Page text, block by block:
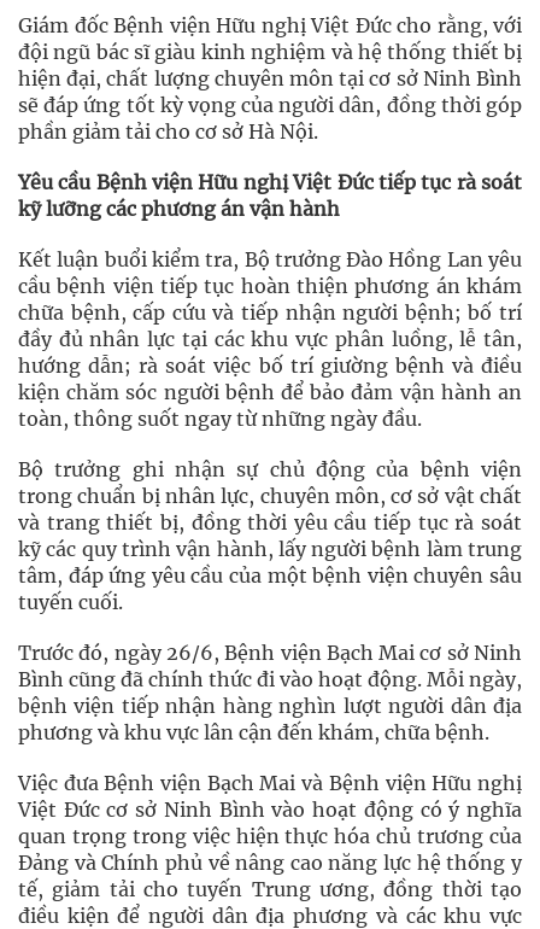
Giám đốc Bệnh viện Hữu nghị Việt Đức cho rằng, với
đội ngũ bác sĩ giàu kinh nghiệm và hệ thống thiết bị
hiện đại, chất lượng chuyên môn tại cơ sở Ninh Bình
sẽ đáp ứng tốt kỳ vọng của người dân, đồng thời góp
phần giảm tải cho cơ sở Hà Nội.
Yêu cầu Bệnh viện Hữu nghị Việt Đức tiếp tục rà soát
kỹ lưỡng các phương án vận hành
Kết luận buổi kiểm tra, Bộ trưởng Đào Hồng Lan yêu
cầu bệnh viện tiếp tục hoàn thiện phương án khám
chữa bệnh, cấp cứu và tiếp nhận người bệnh; bố trí
đầy đủ nhân lực tại các khu vực phân luồng, lễ tân,
hướng dẫn; rà soát việc bố trí giường bệnh và điều
kiện chăm sóc người bệnh để bảo đảm vận hành an
toàn, thông suốt ngay từ những ngày đầu.
Bộ trưởng ghi nhận sự chủ động của bệnh viện
trong chuẩn bị nhân lực, chuyên môn, cơ sở vật chất
và trang thiết bị, đồng thời yêu cầu tiếp tục rà soát
kỹ các quy trình vận hành, lấy người bệnh làm trung
tâm, đáp ứng yêu cầu của một bệnh viện chuyên sâu
tuyến cuối.
Trước đó, ngày 26/6, Bệnh viện Bạch Mai cơ sở Ninh
Bình cũng đã chính thức đi vào hoạt động. Mỗi ngày,
bệnh viện tiếp nhận hàng nghìn lượt người dân địa
phương và khu vực lân cận đến khám, chữa bệnh.
Việc đưa Bệnh viện Bạch Mai và Bệnh viện Hữu nghị
Việt Đức cơ sở Ninh Bình vào hoạt động có ý nghĩa
quan trọng trong việc hiện thực hóa chủ trương của
Đảng và Chính phủ về nâng cao năng lực hệ thống y
tế, giảm tải cho tuyến Trung ương, đồng thời tạo
điều kiện để người dân địa phương và các khu vực